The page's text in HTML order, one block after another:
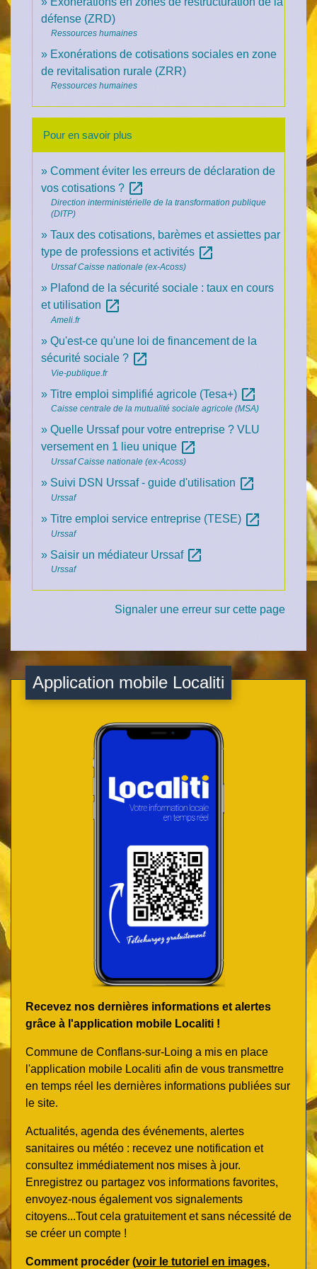
défense (ZRD)
Ressources humaines
Exonérations de cotisations sociales en zone
de revitalisation rurale (ZRR)
Ressources humaines
Pour en savoir plus
Comment éviter les erreurs de déclaration de
vos cotisations ? open_in_new
Direction interministérielle de la transformation publique
(DITP)
Taux des cotisations, barèmes et assiettes par
type de professions et activités open_in_new
Urssaf Caisse nationale (ex-Acoss)
Plafond de la sécurité sociale : taux en cours
et utilisation open_in_new
Ameli.fr
Qu'est-ce qu'une loi de financement de la
sécurité sociale ? open_in_new
Vie-publique.fr
Titre emploi simplifié agricole (Tesa+) open_in_new
Caisse centrale de la mutualité sociale agricole (MSA)
Quelle Urssaf pour votre entreprise ? VLU
versement en 1 lieu unique open_in_new
Urssaf Caisse nationale (ex-Acoss)
Suivi DSN Urssaf - guide d'utilisation open_in_new
Urssaf
Titre emploi service entreprise (TESE) open_in_new
Urssaf
Saisir un médiateur Urssaf open_in_new
Urssaf
Signaler une erreur sur cette page
Application mobile Localiti
Recevez nos dernières informations et alertes
grâce à l'application mobile Localiti !
Commune de Conflans-sur-Loing a mis en place
l'application mobile Localiti afin de vous transmettre
en temps réel les dernières informations publiées sur
le site.
Actualités, agenda des événements, alertes
sanitaires ou météo : recevez une notification et
consultez immédiatement nos mises à jour.
Enregistrez ou partagez vos informations favorites,
envoyez-nous également vos signalements
citoyens...Tout cela gratuitement et sans nécessité de
se créer un compte !
Comment procéder (voir le tutoriel en images,